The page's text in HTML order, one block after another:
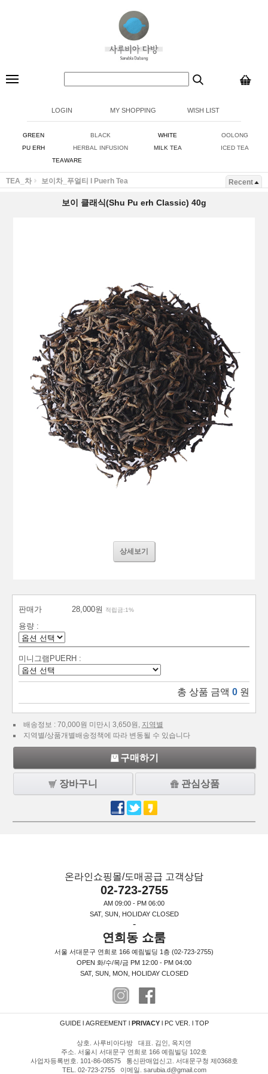
LOGIN MY SHOPPING WISH LIST
GREEN BLACK WHITE
OOLONG
PU ERH
HERBAL INFUSION MILK TEA
ICED TEA
TEAWARE
TEA_차 보이차_푸얼티 I Puerh Tea Recent
보이 클래식(Shu Pu erh Classic) 40g
상세보기
판매가 28,000원 적립금:1%
용량 :
미니그램PUERH :
총 상품 금액 0 원
배송정보 : 70,000원 미만시 3,650원, 지역별
지역별/상품개별배송정책에 따라 변동될 수 있습니다
구매하기
장바구니 관심상품
온라인쇼핑몰/도매공급 고객상담
02-723-2755
AM 09:00 - PM 06:00
SAT, SUN, HOLIDAY CLOSED
-
연희동 쇼룸
서울 서대문구 연희로 166 예림빌딩 1층 (02-723-2755)
OPEN 화/수/목/금 PM 12:00 - PM 04:00
SAT, SUN, MON, HOLIDAY CLOSED
GUIDEl AGREEMENTl PRIVACYl PC VER. l TOP
상호. 사루비아다방 대표. 김인, 옥지연
주소. 서울시 서대문구 연희로 166 예림빌딩 102호
사업자등록번호. 101-86-08575 통신판매업신고. 서대문구청 제0368호
TEL. 02-723-2755 이메일. sarubia.d@gmail.com